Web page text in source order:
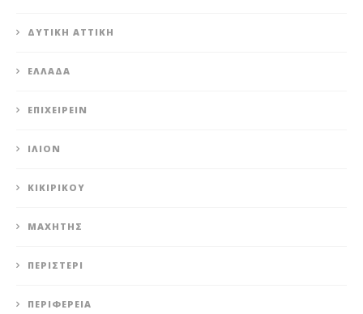
ΔΥΤΙΚΉ ΑΤΤΙΚΉ
ΕΛΛΆΔΑ
ΕΠΙΧΕΙΡΕΊΝ
ΊΛΙΟΝ
ΚΙΚΙΡΙΚΟΥ
ΜΑΧΗΤΗΣ
ΠΕΡΙΣΤΈΡΙ
ΠΕΡΙΦΈΡΕΙΑ